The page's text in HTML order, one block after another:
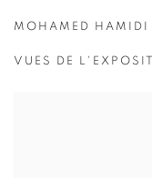
MOHAMED HAMIDI
VUES DE